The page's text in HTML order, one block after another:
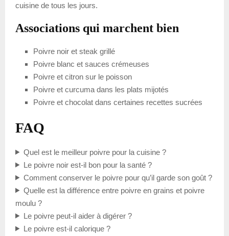
cuisine de tous les jours.
Associations qui marchent bien
Poivre noir et steak grillé
Poivre blanc et sauces crémeuses
Poivre et citron sur le poisson
Poivre et curcuma dans les plats mijotés
Poivre et chocolat dans certaines recettes sucrées
FAQ
Quel est le meilleur poivre pour la cuisine ?
Le poivre noir est-il bon pour la santé ?
Comment conserver le poivre pour qu’il garde son goût ?
Quelle est la différence entre poivre en grains et poivre
moulu ?
Le poivre peut-il aider à digérer ?
Le poivre est-il calorique ?